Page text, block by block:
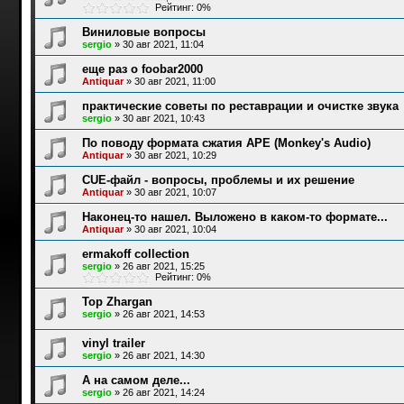
Рейтинг: 0%
Виниловые вопросы
sergio» 30 авг 2021, 11:04
еще раз о foobar2000
Antiquar» 30 авг 2021, 11:00
практические советы по реставрации и очистке звука
sergio» 30 авг 2021, 10:43
По поводу формата сжатия APE (Monkey's Audio)
Antiquar» 30 авг 2021, 10:29
CUE-файл - вопросы, проблемы и их решение
Antiquar» 30 авг 2021, 10:07
Наконец-то нашел. Выложено в каком-то формате...
Antiquar» 30 авг 2021, 10:04
ermakoff collection
sergio» 26 авг 2021, 15:25
Рейтинг: 0%
Top Zhargan
sergio» 26 авг 2021, 14:53
vinyl trailer
sergio» 26 авг 2021, 14:30
А на самом деле...
sergio» 26 авг 2021, 14:24